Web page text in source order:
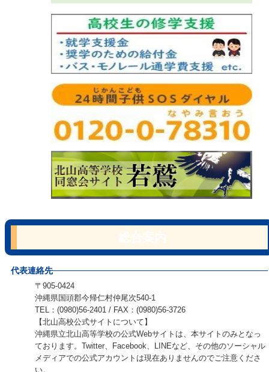
代表連絡先
〒905-0424
沖縄県国頭郡今帰仁村仲尾次540-1
TEL：(0980)56-2401 / FAX：(0980)56-3726
【北山高校公式サイトについて】
沖縄県立北山高等学校の公式Webサイトは、本サイトのみとなっ
ております。Twitter、Facebook、LINEなど、その他のソーシャル
メディアでの公式アカウントは現在ありませんのでご注意くださ
い。